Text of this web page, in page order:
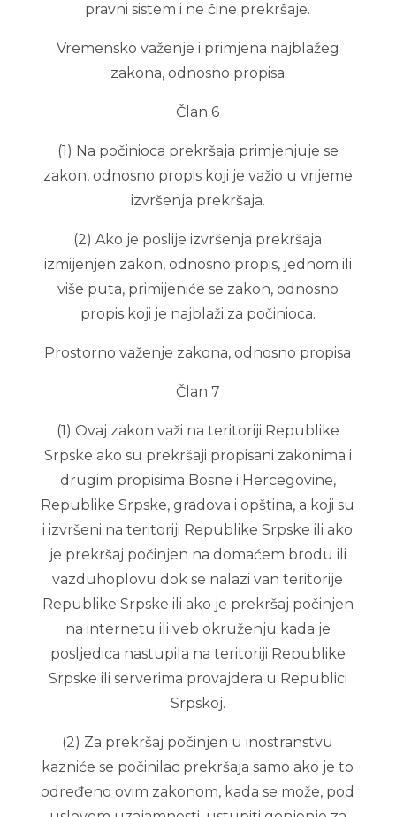
pravni sistem i ne čine prekršaje.
Vremensko važenje i primjena najblažeg
zakona, odnosno propisa
Član 6
(1) Na počinioca prekršaja primjenjuje se
zakon, odnosno propis koji je važio u vrijeme
izvršenja prekršaja.
(2) Ako je poslije izvršenja prekršaja
izmijenjen zakon, odnosno propis, jednom ili
više puta, primijeniće se zakon, odnosno
propis koji je najblaži za počinioca.
Prostorno važenje zakona, odnosno propisa
Član 7
(1) Ovaj zakon važi na teritoriji Republike
Srpske ako su prekršaji propisani zakonima i
drugim propisima Bosne i Hercegovine,
Republike Srpske, gradova i opština, a koji su
i izvršeni na teritoriji Republike Srpske ili ako
je prekršaj počinjen na domaćem brodu ili
vazduhoplovu dok se nalazi van teritorije
Republike Srpske ili ako je prekršaj počinjen
na internetu ili veb okruženju kada je
posljedica nastupila na teritoriji Republike
Srpske ili serverima provajdera u Republici
Srpskoj.
(2) Za prekršaj počinjen u inostranstvu
kazniće se počinilac prekršaja samo ako je to
određeno ovim zakonom, kada se može, pod